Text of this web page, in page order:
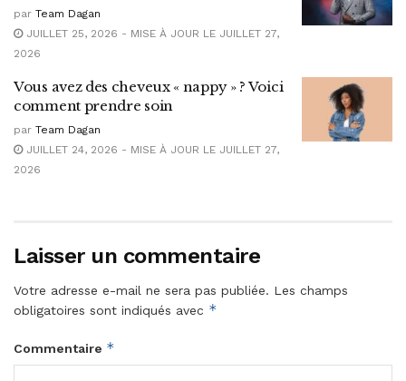
par Team Dagan
JUILLET 25, 2026 - MISE À JOUR LE JUILLET 27,
2026
Vous avez des cheveux « nappy » ? Voici
comment prendre soin
par Team Dagan
JUILLET 24, 2026 - MISE À JOUR LE JUILLET 27,
2026
Laisser un commentaire
Votre adresse e-mail ne sera pas publiée. Les champs
obligatoires sont indiqués avec *
Commentaire *